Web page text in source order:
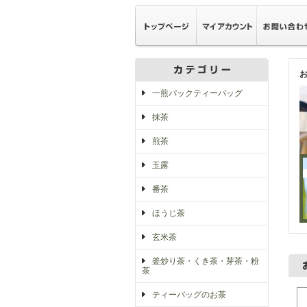
一煎パックティーバッグ
抹茶
煎茶
玉露
番茶
ほうじ茶
玄米茶
釜炒り茶・くき茶・芽茶・粉
茶
ティーバッグのお茶